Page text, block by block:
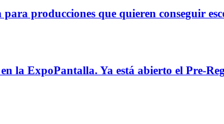
producciones que quieren conseguir
la ExpoPantalla. Ya está abierto el Pre-